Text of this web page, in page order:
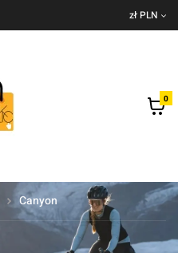
zł PLN
0
Canyon